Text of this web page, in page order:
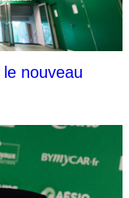
nouveau